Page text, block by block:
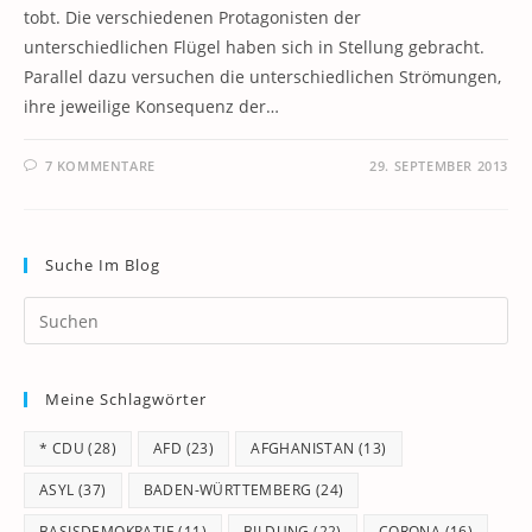
tobt. Die verschiedenen Protagonisten der
unterschiedlichen Flügel haben sich in Stellung gebracht.
Parallel dazu versuchen die unterschiedlichen Strömungen,
ihre jeweilige Konsequenz der…
7 KOMMENTARE 29. SEPTEMBER 2013
Suche Im Blog
Meine Schlagwörter
* CDU (28) AFD (23) AFGHANISTAN (13)
ASYL (37) BADEN-WÜRTTEMBERG (24)